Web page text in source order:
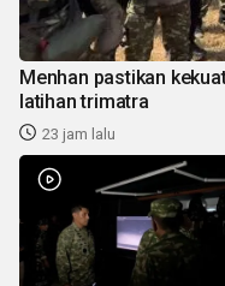
Menhan pastikan
latihan trimatra
23 jam lalu